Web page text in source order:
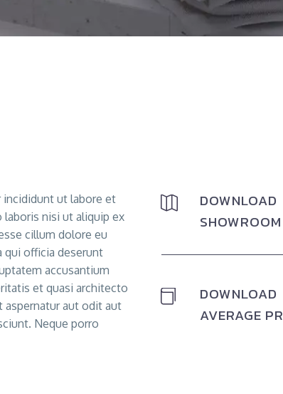
ut labore et
laboris nisi ut aliquip ex
cillum dolore eu
qui officia deserunt
accusantium
et quasi architecto
aspernatur aut odit aut
Neque porro


DOWNLOAD


DOWNLOAD
AVERAGE